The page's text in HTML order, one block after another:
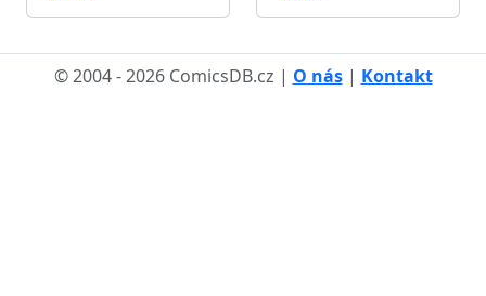
© 2004 - 2026 ComicsDB.cz | O nás| Kontakt